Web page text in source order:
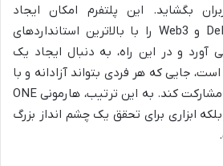
بگشاید. این پلتفرم امکان ایجاد
اکوسیستم های DeFi، NFT و Web3 را با بالاترین استانداردهای
آورد و در این راه، به دنبال ایجاد یک
است، جایی که هر فردی بتواند آزادانه و با
حداقل محدودیت، در آن مشارکت کند. به این ترتیب، هارمونی ONE
ابزاری برای تحقق یک چشم انداز بزرگ